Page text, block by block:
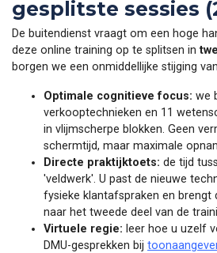
gesplitste sessies
De buitendienst vraagt om een hoge
deze online training op te splitsen in
borgen we een onmiddellijke stijging
Optimale cognitieve focus: we
verkooptechnieken en 11
in vlijmscherpe blokken. Geen
schermtijd, maar maximale
Directe praktijktoets: de tijd
'veldwerk'. U past de nieuwe
fysieke klantafspraken en brengt
naar het tweede deel van de
Virtuele regie: leer hoe u uzelf
DMU-gesprekken bij